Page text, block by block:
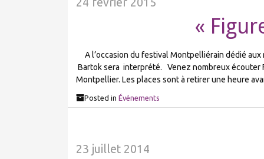
«
A l’occasion du festival Montpelliérain dédié aux
Bartok sera interprété. Venez nombreux écouter
Montpellier. Les places sont à retirer une heure
Posted in Événements
23 juillet 2014